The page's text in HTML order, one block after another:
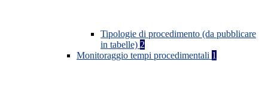
Tipologie di procedimento (da pubblicare
in tabelle) 2
Monitoraggio tempi procedimentali 1